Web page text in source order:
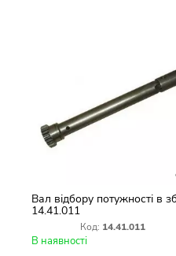
Вал відбору потужності в
14.41.011
Код: 14.41.011
В наявності